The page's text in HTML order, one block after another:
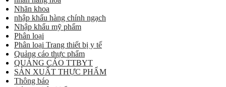
Nhãn khoa
nhập khẩu hàng chính ngạch
Nhập khẩu mỹ phẩm
Phân loại
Phân loại Trang thiết bị y tế
Quảng cáo thực phẩm
QUẢNG CÁO TTBYT
SẢN XUẤT THỰC PHẨM
Thông báo